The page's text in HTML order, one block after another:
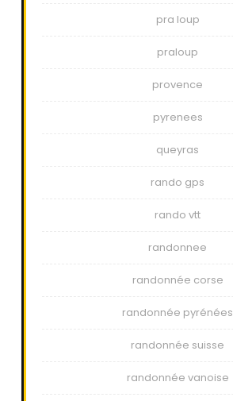
pra loup
praloup
provence
pyrenees
queyras
rando gps
rando vtt
randonnee
randonnée corse
randonnée pyrénées
randonnée suisse
randonnée vanoise